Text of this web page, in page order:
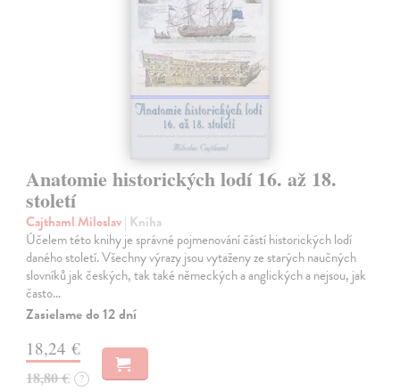
Anatomie historických lodí 16. až 18.
století
Cajthaml Miloslav| Kniha
Účelem této knihy je správné pojmenování částí historických lodí
daného století. Všechny výrazy jsou vytaženy ze starých naučných
slovníků jak českých, tak také německých a anglických a nejsou, jak
často…
Zasielame do 12 dní
18,24 €
18,80 € ?